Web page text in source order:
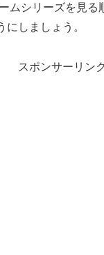
ムシリーズを見る
にしましょう。
スポンサーリンク